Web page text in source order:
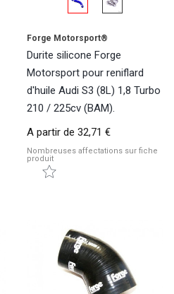
Forge Motorsport®
Durite silicone Forge
Motorsport pour reniflard
d'huile Audi S3 (8L) 1,8 Turbo
210 / 225cv (BAM).
A partir de 32,71 €
Nombreuses affectations sur fiche
produit